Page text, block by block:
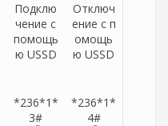
Подклю
чение с
помощь
ю USSD
Отключ
ение с п
омощь
ю USSD
*236*1*
3#
*236*1*
4#